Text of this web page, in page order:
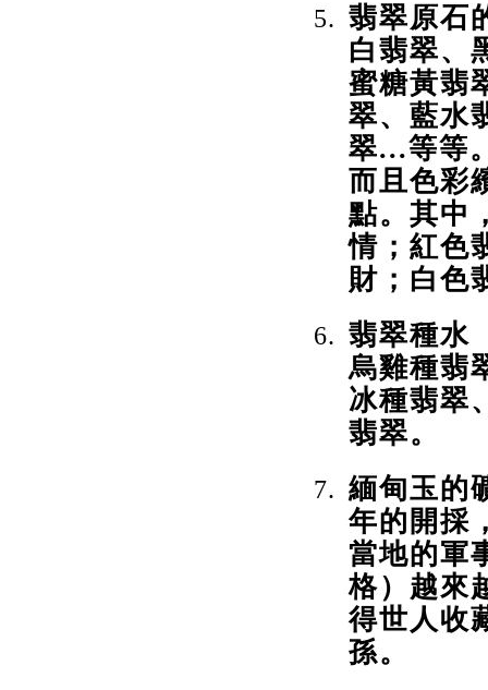
翡翠原石
白翡翠、
蜜糖黃翡
翠、藍水
翠...等等
而且色彩
點。其中
情；紅色
財；白色
翡翠種水
烏雞種翡
冰種翡翠
翡翠。
緬甸玉的
年的開採
當地的軍
格）越來
得世人收
孫。